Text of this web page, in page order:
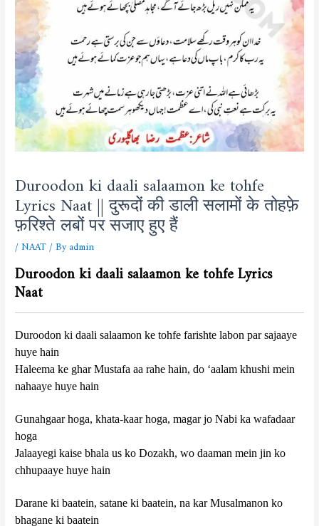
Duroodon ki daali salaamon ke tohfe
Lyrics Naat || दुरूदों की डाली सलामों के तोहफ़े
फ़रिश्ते लबों पर सजाए हुए हैं
/NAAT/ Byadmin
Duroodon ki daali salaamon ke tohfe Lyrics
Naat
Duroodon ki daali salaamon ke tohfe farishte labon par sajaaye
huye hain
Haleema ke ghar Mustafa aa rahe hain, do ‘aalam khushi mein
nahaaye huye hain
Gunahgaar hoga, khata-kaar hoga, magar jo Nabi ka wafadaar
hoga
Jalaayegi kaise bhala us ko Dozakh, wo daaman mein jin ko
chhupaaye huye hain
Darane ki baatein, satane ki baatein, na kar Musalmanon ko
bhagane ki baatein